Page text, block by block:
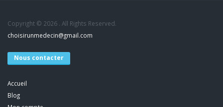
Copyright © 2026 . All Rights Reserved.
choisirunmedecin@gmail.com
Nous contacter
Accueil
Blog